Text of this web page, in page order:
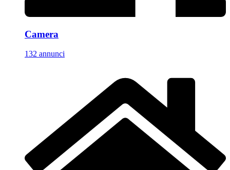
Camera
132 annunci